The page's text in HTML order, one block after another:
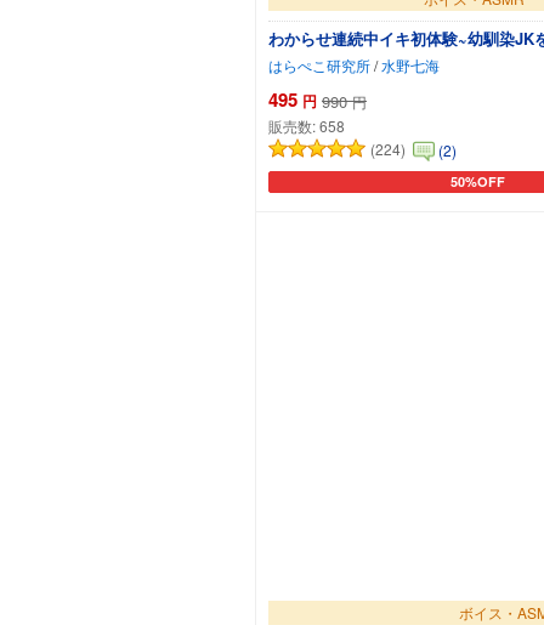
わからせ連続中イキ初体験~幼馴染JK
はらぺこ研究所/水野七海
495 円 990 円
販売数:658
(224)
(2)
50%OFF
カートに追加
ボイス・